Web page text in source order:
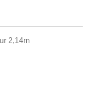
2,14m